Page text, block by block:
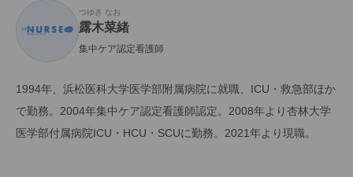
つゆき なお
露木菜緒
集中ケア認定看護師
1994年、浜松医科大学医学部附属病院に就職、ICU・救急部ほか
で勤務。2004年集中ケア認定看護師認定。2008年より杏林大学
医学部付属病院ICU・HCU・SCUに勤務。2021年より現職。